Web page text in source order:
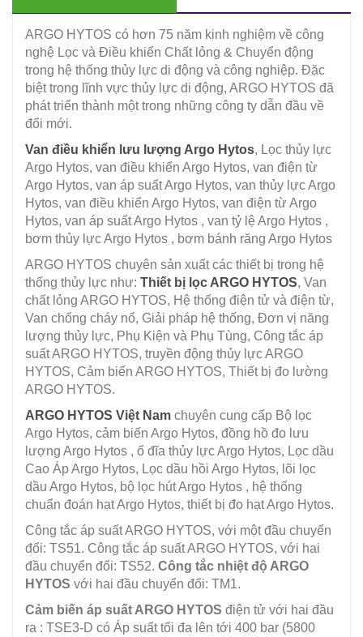
ARGO HYTOS có hơn 75 năm kinh nghiệm về công
nghệ Lọc và Điều khiển Chất lỏng & Chuyển động
trong hệ thống thủy lực di động và công nghiệp. Đặc
biệt trong lĩnh vực thủy lực di động, ARGO HYTOS đã
phát triển thành một trong những công ty dẫn đầu về
đổi mới.
Van điều khiển lưu lượng Argo Hytos, Lọc thủy lực
Argo Hytos, van điều khiển Argo Hytos, van điện từ
Argo Hytos, van áp suất Argo Hytos, van thủy lực Argo
Hytos, van điều khiển Argo Hytos, van điện từ Argo
Hytos, van áp suất Argo Hytos , van tỷ lệ Argo Hytos ,
bơm thủy lực Argo Hytos , bơm bánh răng Argo Hytos
ARGO HYTOS chuyên sản xuất các thiết bị trong hệ
thống thủy lực như: Thiết bị lọc ARGO HYTOS, Van
chất lỏng ARGO HYTOS, Hệ thống điện tử và điện từ,
Van chống cháy nổ, Giải pháp hệ thống, Đơn vị năng
lượng thủy lực, Phụ Kiện và Phụ Tùng, Công tắc áp
suất ARGO HYTOS, truyền động thủy lực ARGO
HYTOS, Cảm biến ARGO HYTOS, Thiết bị đo lường
ARGO HYTOS.
ARGO HYTOS Việt Nam chuyên cung cấp Bộ lọc
Argo Hytos, cảm biến Argo Hytos, đồng hồ đo lưu
lượng Argo Hytos , ổ đĩa thủy lực Argo Hytos, Lọc dầu
Cao Áp Argo Hytos, Lọc dầu hồi Argo Hytos, lõi lọc
dầu Argo Hytos, bộ lọc hút Argo Hytos , hệ thống
chuẩn đoán hạt Argo Hytos, thiết bị đo hạt Argo Hytos.
Công tắc áp suất ARGO HYTOS, với một đầu chuyển
đổi: TS51. Công tắc áp suất ARGO HYTOS, với hai
đầu chuyển đổi: TS52. Công tắc nhiệt độ ARGO
HYTOS với hai đầu chuyển đổi: TM1.
Cảm biến áp suất ARGO HYTOS điện tử với hai đầu
ra : TSE3-D có Áp suất tối đa lên tới 400 bar (5800